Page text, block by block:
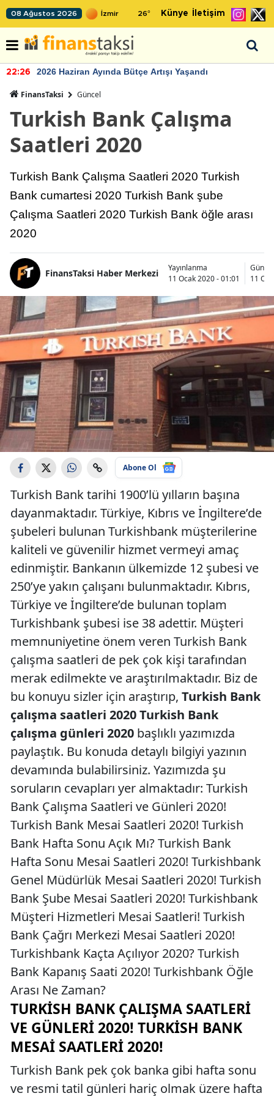
08 Ağustos 2026 26° Künye İletişim
22:26 2026 Haziran Ayında Bütçe Artışı Yaşandı
FinansTaksi Güncel
Turkish Bank Çalışma
Saatleri 2020
Turkish Bank Çalışma Saatleri 2020 Turkish
Bank cumartesi 2020 Turkish Bank şube
Çalışma Saatleri 2020 Turkish Bank öğle arası
2020
FinansTaksi Haber Merkezi
Yayınlanma
11 Ocak 2020 - 01:01
11
Abone Ol
Turkish Bank tarihi 1900’lü yılların başına
dayanmaktadır. Türkiye, Kıbrıs ve İngiltere’de
şubeleri bulunan Turkishbank müşterilerine
kaliteli ve güvenilir hizmet vermeyi amaç
edinmiştir. Bankanın ülkemizde 12 şubesi ve
250’ye yakın çalışanı bulunmaktadır. Kıbrıs,
Türkiye ve İngiltere’de bulunan toplam
Turkishbank şubesi ise 38 adettir. Müşteri
memnuniyetine önem veren Turkish Bank
çalışma saatleri de pek çok kişi tarafından
merak edilmekte ve araştırılmaktadır. Biz de
bu konuyu sizler için araştırıp, Turkish Bank
çalışma saatleri 2020 Turkish Bank
çalışma günleri 2020 başlıklı yazımızda
paylaştık. Bu konuda detaylı bilgiyi yazının
devamında bulabilirsiniz. Yazımızda şu
soruların cevapları yer almaktadır: Turkish
Bank Çalışma Saatleri ve Günleri 2020!
Turkish Bank Mesai Saatleri 2020! Turkish
Bank Hafta Sonu Açık Mı? Turkish Bank
Hafta Sonu Mesai Saatleri 2020! Turkishbank
Genel Müdürlük Mesai Saatleri 2020! Turkish
Bank Şube Mesai Saatleri 2020! Turkishbank
Müşteri Hizmetleri Mesai Saatleri! Turkish
Bank Çağrı Merkezi Mesai Saatleri 2020!
Turkishbank Kaçta Açılıyor 2020? Turkish
Bank Kapanış Saati 2020! Turkishbank Öğle
Arası Ne Zaman?
TURKISH BANK ÇALIŞMA SAATLERI
VE GÜNLERI 2020! TURKISH BANK
MESAI SAATLERI 2020!
Turkish Bank pek çok banka gibi hafta sonu
ve resmi tatil günleri hariç olmak üzere hafta